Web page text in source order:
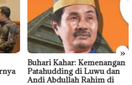
»
Debat KPU Luwu Jadi
Panggung Terbaik untuk
Pata-Devi